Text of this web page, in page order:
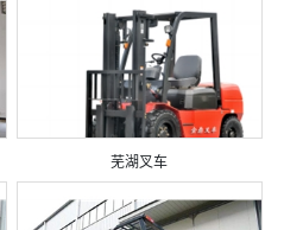
芜湖叉车